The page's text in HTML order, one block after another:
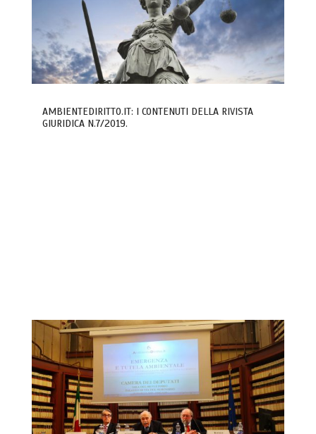
AMBIENTEDIRITTO.IT: I CONTENUTI DELLA RIVISTA
GIURIDICA N.7/2019.